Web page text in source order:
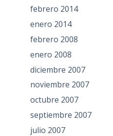
febrero 2014
enero 2014
febrero 2008
enero 2008
diciembre 2007
noviembre 2007
octubre 2007
septiembre 2007
julio 2007